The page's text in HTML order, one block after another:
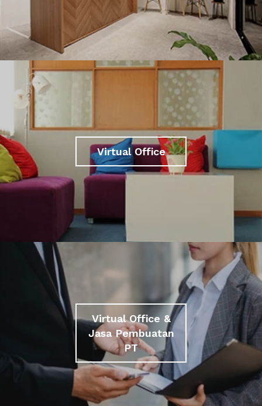
Virtual Office
Virtual Office &
Jasa Pembuatan
PT